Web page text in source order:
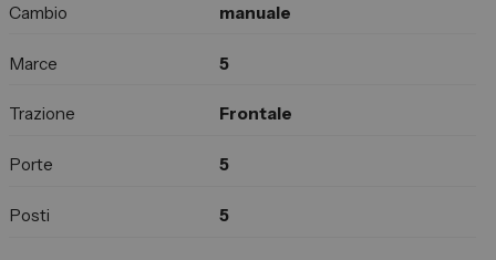
Cambio manuale
Marce 5
Trazione Frontale
Porte 5
Posti 5